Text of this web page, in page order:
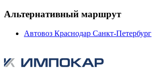
Альтернативный маршрут
Автовоз Краснодар Санкт-Петербург